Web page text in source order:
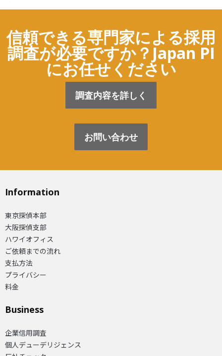
信頼できる専門家による採用
調査が必要ですか？Japan PI
にお任せください
調査内容を詳しく
お問い合わせ
Information
東京探偵本部
大阪探偵支部
ハワイオフィス
ご依頼までの流れ
支払方法
プライバシー
料金
Business
企業信用調査
個人デューデリジェンス